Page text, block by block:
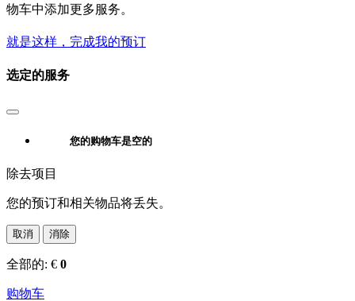
物车中添加更多服务。
就是这样，完成我的预订
选定的服务
您的购物车是空的
除去项目
您的预订和相关物品将丢失。
取消 消除
全部的: € 0
购物车